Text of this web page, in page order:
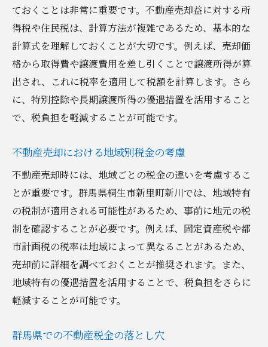
ておくことは非常に重要です。不動産売却益に対する所
得税や住民税は、計算方法が複雑であるため、基本的な
計算式を理解しておくことが大切です。例えば、売却価
格から取得費や譲渡費用を差し引くことで譲渡所得が算
出され、これに税率を適用して税額を計算します。さら
に、特別控除や長期譲渡所得の優遇措置を活用すること
で、税負担を軽減することが可能です。
不動産売却における地域別税金の考慮
不動産売却時には、地域ごとの税金の違いを考慮するこ
とが重要です。群馬県桐生市新里町新川では、地域特有
の税制が適用される可能性があるため、事前に地元の税
制を確認することが必要です。例えば、固定資産税や都
市計画税の税率は地域によって異なることがあるため、
売却前に詳細を調べておくことが推奨されます。また、
地域特有の優遇措置を活用することで、税負担をさらに
軽減することが可能です。
群馬県での不動産税金の落とし穴